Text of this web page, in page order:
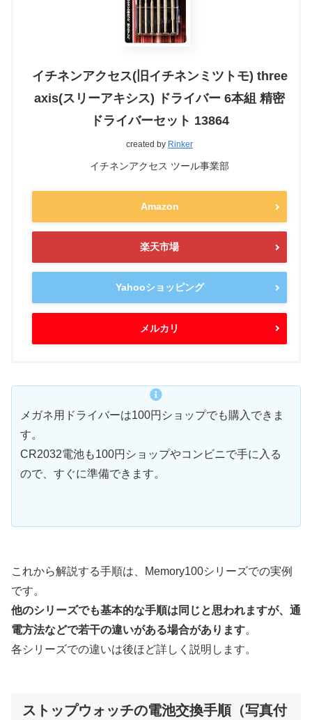
イチネンアクセス(旧イチネンミツトモ) three
axis(スリーアキシス) ドライバー 6本組 精密
ドライバーセット 13864
created by Rinker
イチネンアクセス ツール事業部
Amazon
楽天市場
Yahooショッピング
メルカリ
メガネ用ドライバーは100円ショップでも購入できま
す。
CR2032電池も100円ショップやコンビニで手に入る
ので、すぐに準備できます。
これから解説する手順は、Memory100シリーズでの実例
です。
他のシリーズでも基本的な手順は同じと思われますが、通
電方法などで若干の違いがある場合があります。
各シリーズでの違いは後ほど詳しく説明します。
ストップウォッチの電池交換手順（写真付